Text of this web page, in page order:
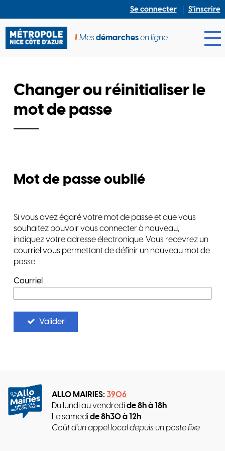
Se connecter S'inscrire
Mesdémarchesen ligne
Changer ou réinitialiser le
mot de passe
Mot de passe oublié
Si vous avez égaré votre mot de passe et que vous
souhaitez pouvoir vous connecter à nouveau,
indiquez votre adresse électronique. Vous recevrez un
courriel vous permettant de définir un nouveau mot de
passe.
Courriel
Valider
ALLO MAIRIES: 3906
Du lundi au vendredi de 8h à 18h
Le samedi de 8h30 à 12h
Coût d'un appel local depuis un poste fixe